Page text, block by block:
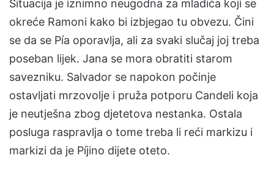
Situacija je iznimno neugodna za mladića koji se
okreće Ramoni kako bi izbjegao tu obvezu. Čini
se da se Pía oporavlja, ali za svaki slučaj joj treba
poseban lijek. Jana se mora obratiti starom
savezniku. Salvador se napokon počinje
ostavljati mrzovolje i pruža potporu Candeli koja
je neutješna zbog djetetova nestanka. Ostala
posluga raspravlja o tome treba li reći markizu i
markizi da je Píjino dijete oteto.